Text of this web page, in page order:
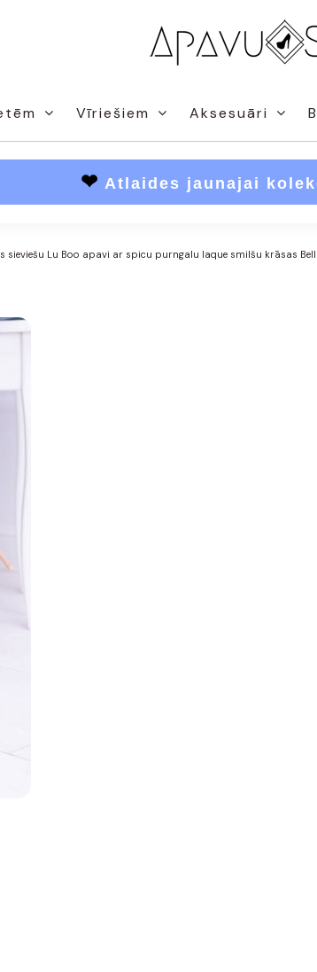
Vīriešiem Aksesuāri
❤ Atlaides jaunajai
sieviešu Lu Boo apavi ar spicu purngalu laque smilšu krāsas